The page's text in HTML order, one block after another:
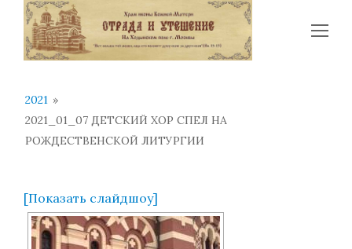
2021 »
2021_01_07 ДЕТСКИЙ ХОР СПЕЛ НА
РОЖДЕСТВЕНСКОЙ ЛИТУРГИИ
[Показать слайдшоу]